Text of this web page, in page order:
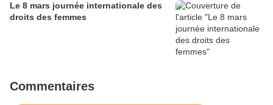
Le 8 mars journée internationale des
droits des femmes
Commentaires